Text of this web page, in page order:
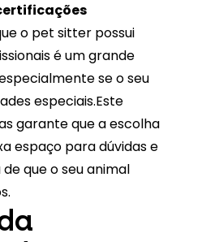
o pet sitter possui
é um grande
se o seu
especiais.Este
garante que a escolha
espaço para dúvidas e
que o seu animal